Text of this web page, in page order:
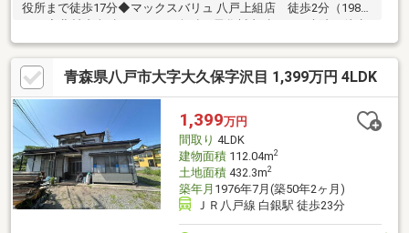
役所まで徒歩17分◆マックスバリュ 八戸上組店 徒歩2分（198
8分圏内です。
青森県八戸市大字大久保字沢目 1,399万円 4LDK
1,399万円
間取り 4LDK
建物面積112.04m2
土地面積432.3m2
築年月 1976年7月(築50年2ヶ月)
ＪＲ八戸線 白銀駅 徒歩23分